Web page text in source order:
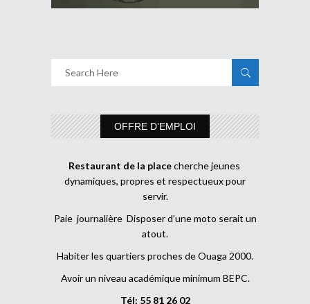
OFFRE D’EMPLOI
Restaurant de la placecherche jeunes
dynamiques, propres et respectueux pour
servir.
Paie journalière Disposer d’une moto serait un
atout.
Habiter les quartiers proches de Ouaga 2000.
Avoir un niveau académique minimum BEPC.
Tél: 55 81 26 02